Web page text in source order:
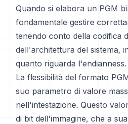
Quando si elabora un PGM
fondamentale gestire
tenendo conto della codifica
dell'architettura del sistema,
quanto riguarda l'endianness.
La flessibilità del formato
suo parametro di valore
nell'intestazione. Questo
di bit dell'immagine, che a